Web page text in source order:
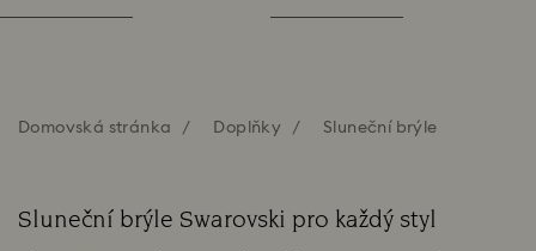
Domovská stránka Doplňky Sluneční brýle
Sluneční brýle Swarovski pro každý styl